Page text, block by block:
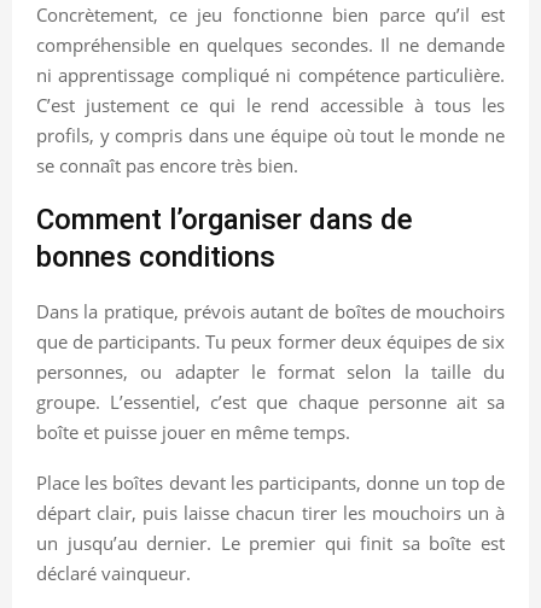
Concrètement, ce jeu fonctionne bien parce qu’il est
compréhensible en quelques secondes. Il ne demande
ni apprentissage compliqué ni compétence particulière.
C’est justement ce qui le rend accessible à tous les
profils, y compris dans une équipe où tout le monde ne
se connaît pas encore très bien.
Comment l’organiser dans de
bonnes conditions
Dans la pratique, prévois autant de boîtes de mouchoirs
que de participants. Tu peux former deux équipes de six
personnes, ou adapter le format selon la taille du
groupe. L’essentiel, c’est que chaque personne ait sa
boîte et puisse jouer en même temps.
Place les boîtes devant les participants, donne un top de
départ clair, puis laisse chacun tirer les mouchoirs un à
un jusqu’au dernier. Le premier qui finit sa boîte est
déclaré vainqueur.